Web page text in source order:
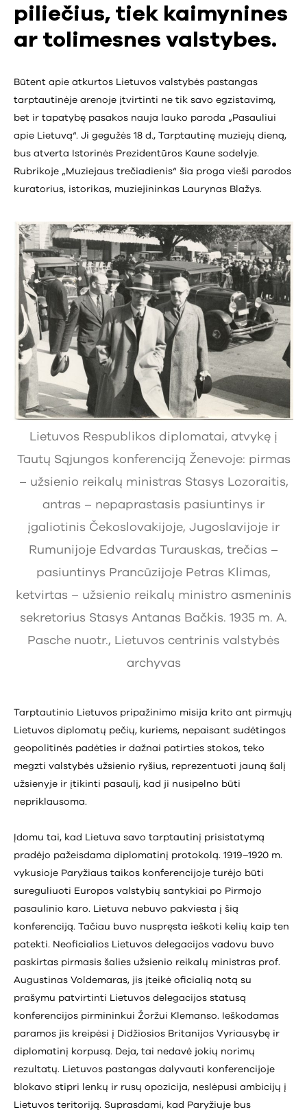
piliečius, tiek kaimynines
ar tolimesnes valstybes.
Būtent apie atkurtos Lietuvos valstybės pastangas
tarptautinėje arenoje įtvirtinti ne tik savo egzistavimą,
bet ir tapatybę pasakos nauja lauko paroda „Pasauliui
apie Lietuvą“. Ji gegužės 18 d., Tarptautinę muziejų dieną,
bus atverta Istorinės Prezidentūros Kaune sodelyje.
Rubrikoje „Muziejaus trečiadienis“ šia proga vieši parodos
kuratorius, istorikas, muziejininkas Laurynas Blažys.
Lietuvos Respublikos diplomatai, atvykę į
Tautų Sąjungos konferenciją Ženevoje: pirmas
– užsienio reikalų ministras Stasys Lozoraitis,
antras – nepaprastasis pasiuntinys ir
įgaliotinis Čekoslovakijoje, Jugoslavijoje ir
Rumunijoje Edvardas Turauskas, trečias –
pasiuntinys Prancūzijoje Petras Klimas,
ketvirtas – užsienio reikalų ministro asmeninis
sekretorius Stasys Antanas Bačkis. 1935 m. A.
Pasche nuotr., Lietuvos centrinis valstybės
archyvas
Tarptautinio Lietuvos pripažinimo misija krito ant pirmųjų
Lietuvos diplomatų pečių, kuriems, nepaisant sudėtingos
geopolitinės padėties ir dažnai patirties stokos, teko
megzti valstybės užsienio ryšius, reprezentuoti jauną šalį
užsienyje ir įtikinti pasaulį, kad ji nusipelno būti
nepriklausoma.
Įdomu tai, kad Lietuva savo tarptautinį prisistatymą
pradėjo pažeisdama diplomatinį protokolą. 1919–1920 m.
vykusioje Paryžiaus taikos konferencijoje turėjo būti
sureguliuoti Europos valstybių santykiai po Pirmojo
pasaulinio karo. Lietuva nebuvo pakviesta į šią
konferenciją. Tačiau buvo nuspręsta ieškoti kelių kaip ten
patekti. Neoficialios Lietuvos delegacijos vadovu buvo
paskirtas pirmasis šalies užsienio reikalų ministras prof.
Augustinas Voldemaras, jis įteikė oficialią notą su
prašymu patvirtinti Lietuvos delegacijos statusą
konferencijos pirmininkui Žoržui Klemanso. Ieškodamas
paramos jis kreipėsi į Didžiosios Britanijos Vyriausybę ir
diplomatinį korpusą. Deja, tai nedavė jokių norimų
rezultatų. Lietuvos pastangas dalyvauti konferencijoje
blokavo stipri lenkų ir rusų opozicija, neslėpusi ambicijų į
Lietuvos teritoriją. Suprasdami, kad Paryžiuje bus